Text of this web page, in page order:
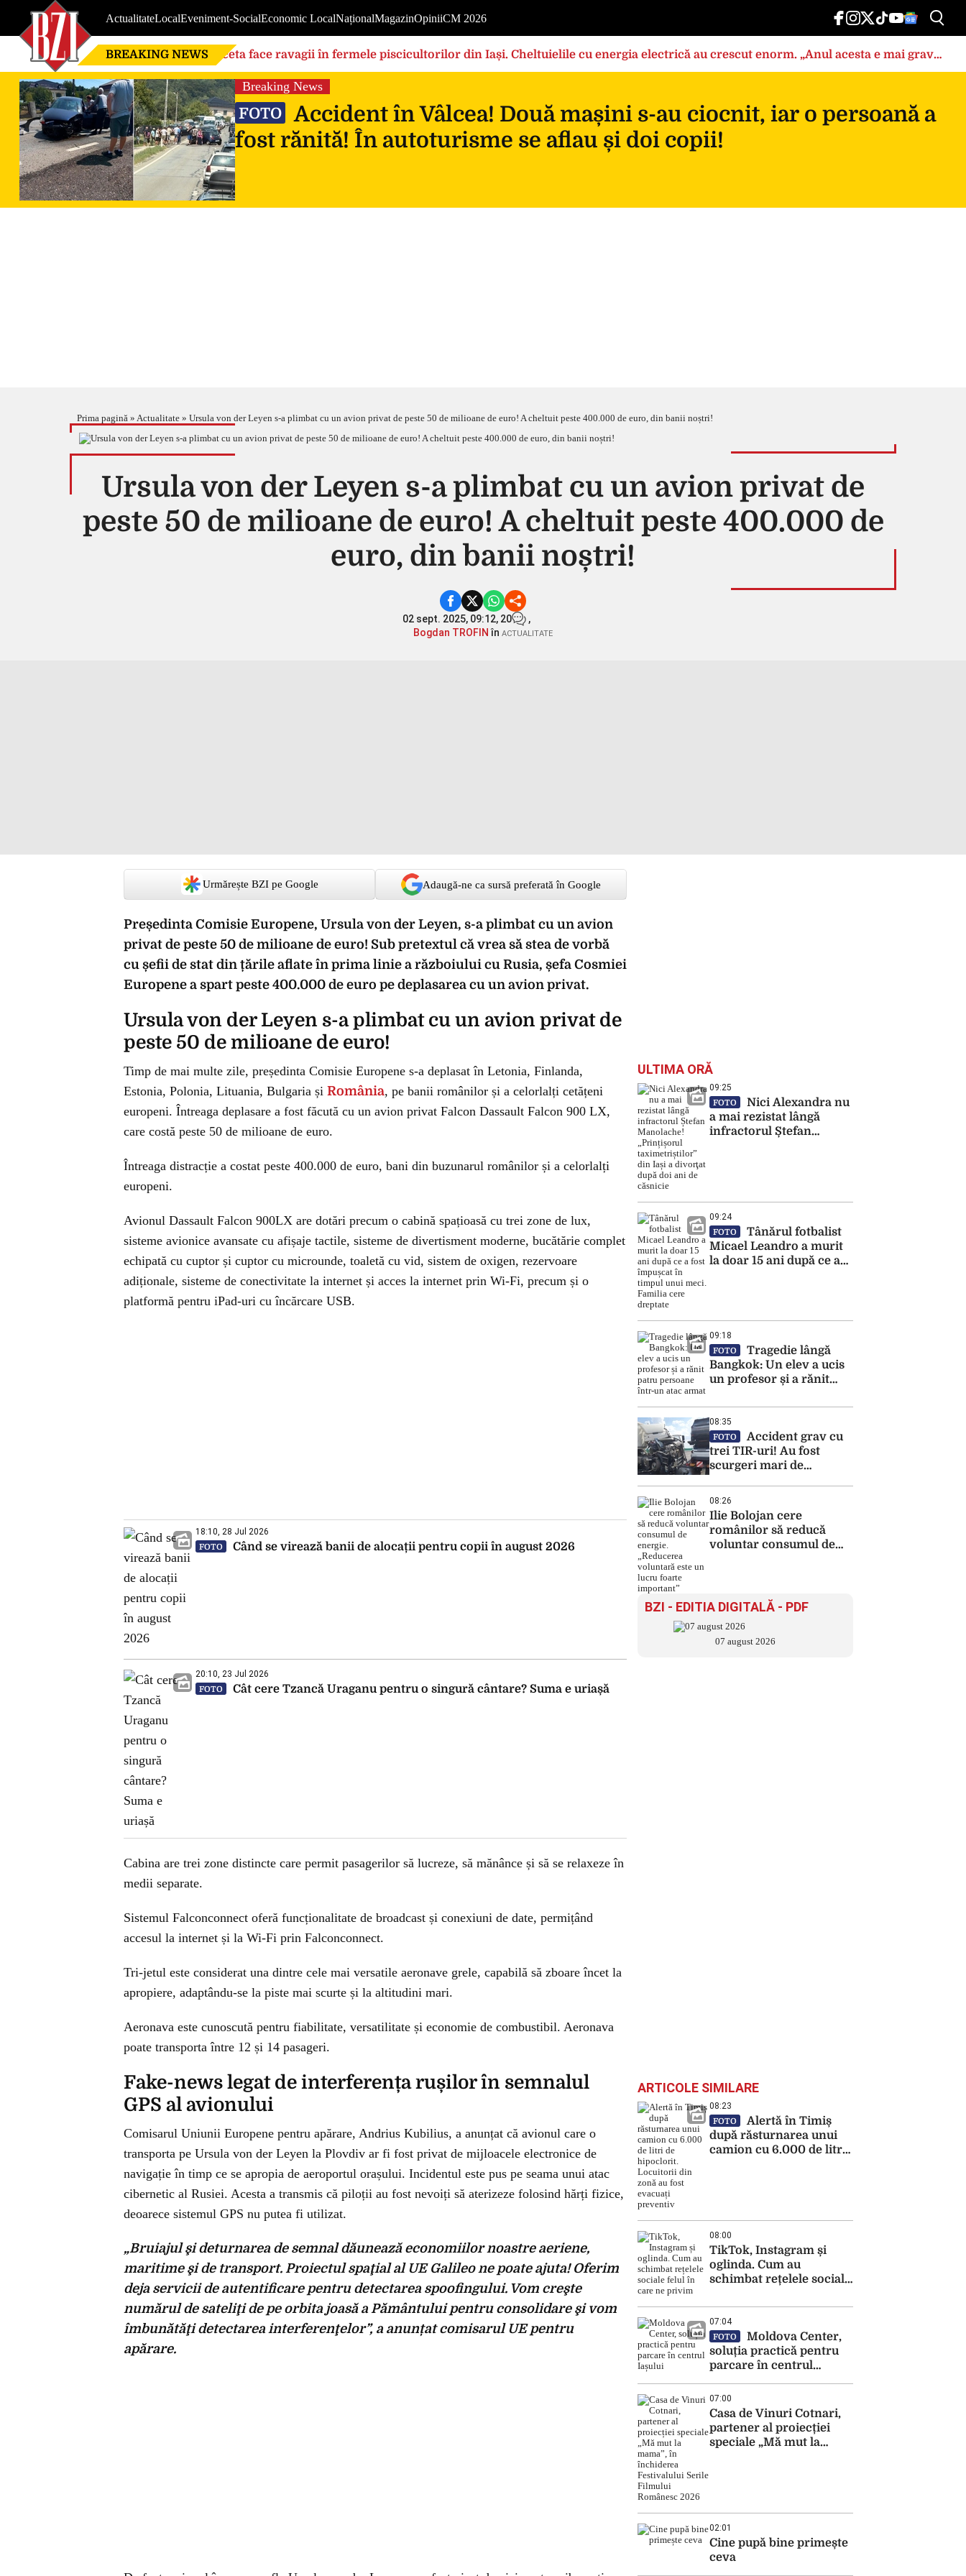
ActualitateLocalEveniment-SocialEconomic LocalNaționalMagazinOpiniiCM 2026
BREAKING NEWS Seceta face ravagii în fermele piscicultorilor din Iași. Cheltuielile cu energia electrică au crescut enorm. „Anul acesta e mai grav
din cauza temperaturilor foarte mari”
Breaking News
FOTO
Accident în Vâlcea! Două mașini s-au ciocnit, iar o persoană a
fost rănită! În autoturisme se aflau și doi copii!
Prima pagină » Actualitate » Ursula von der Leyen s-a plimbat cu un avion privat de peste 50 de milioane de euro! A cheltuit peste 400.000 de euro, din banii noștri!
Ursula von der Leyen s-a plimbat cu un avion privat de
peste 50 de milioane de euro! A cheltuit peste 400.000 de
euro, din banii noștri!
02 sept. 2025, 09:12, 20
,
Bogdan TROFIN în ACTUALITATE
Urmărește BZI pe Google Adaugă-ne ca sursă preferată în Google
Președinta Comisie Europene, Ursula von der Leyen, s-a plimbat cu un avion
privat de peste 50 de milioane de euro! Sub pretextul că vrea să stea de vorbă
cu șefii de stat din țările aflate în prima linie a războiului cu Rusia, șefa Cosmiei
Europene a spart peste 400.000 de euro pe deplasarea cu un avion privat.
Ursula von der Leyen s-a plimbat cu un avion privat de
peste 50 de milioane de euro!
Timp de mai multe zile, președinta Comisie Europene s-a deplasat în Letonia, Finlanda,
Estonia, Polonia, Lituania, Bulgaria și România, pe banii românilor și a celorlalți cetățeni
europeni. Întreaga deplasare a fost făcută cu un avion privat Falcon Dassault Falcon 900 LX,
care costă peste 50 de milioane de euro.
Întreaga distracție a costat peste 400.000 de euro, bani din buzunarul românilor și a celorlalți
europeni.
Avionul Dassault Falcon 900LX are dotări precum o cabină spațioasă cu trei zone de lux,
sisteme avionice avansate cu afișaje tactile, sisteme de divertisment moderne, bucătărie complet
echipată cu cuptor și cuptor cu microunde, toaletă cu vid, sistem de oxigen, rezervoare
adiționale, sisteme de conectivitate la internet și acces la internet prin Wi-Fi, precum și o
platformă pentru iPad-uri cu încărcare USB.
18:10, 28 Jul 2026
FOTO Când se virează banii de alocații pentru copii în august 2026
20:10, 23 Jul 2026
FOTO Cât cere Tzancă Uraganu pentru o singură cântare? Suma e uriașă
Cabina are trei zone distincte care permit pasagerilor să lucreze, să mănânce și să se relaxeze în
medii separate.
Sistemul Falconconnect oferă funcționalitate de broadcast și conexiuni de date, permițând
accesul la internet și la Wi-Fi prin Falconconnect.
Tri-jetul este considerat una dintre cele mai versatile aeronave grele, capabilă să zboare încet la
apropiere, adaptându-se la piste mai scurte și la altitudini mari.
Aeronava este cunoscută pentru fiabilitate, versatilitate și economie de combustibil. Aeronava
poate transporta între 12 și 14 pasageri.
Fake-news legat de interferența rușilor în semnalul
GPS al avionului
Comisarul Uniunii Europene pentru apărare, Andrius Kubilius, a anunțat că avionul care o
transporta pe Ursula von der Leyen la Plovdiv ar fi fost privat de mijloacele electronice de
navigație în timp ce se apropia de aeroportul orașului. Incidentul este pus pe seama unui atac
cibernetic al Rusiei. Acesta a transmis că piloții au fost nevoiți să aterizeze folosind hărți fizice,
deoarece sistemul GPS nu putea fi utilizat.
„Bruiajul şi deturnarea de semnal dăunează economiilor noastre aeriene,
maritime şi de transport. Proiectul spaţial al UE Galileo ne poate ajuta! Oferim
deja servicii de autentificare pentru detectarea spoofingului. Vom creşte
numărul de sateliţi de pe orbita joasă a Pământului pentru consolidare şi vom
îmbunătăţi detectarea interferenţelor”, a anunțat comisarul UE pentru
apărare.
ULTIMA ORĂ
09:25
FOTO
Nici Alexandra nu
a mai rezistat lângă
infractorul Ștefan
09:24
FOTO
Tânărul fotbalist
Micael Leandro a murit
la doar 15 ani după ce a
09:18
FOTO
Tragedie lângă
Bangkok: Un elev a ucis
un profesor și a rănit
atac armat
08:35
FOTO
Accident grav cu
trei TIR-uri! Au fost
scurgeri mari de
08:26
Ilie Bolojan cere
românilor să reducă
voluntar consumul de
BZI - EDITIA DIGITALĂ - PDF
07 august 2026
ARTICOLE SIMILARE
08:23
FOTO
Alertă în Timiș
după răsturnarea unui
camion cu 6.000 de litri
08:00
TikTok, Instagram și
oglinda. Cum au
schimbat rețelele sociale
07:04
FOTO
Moldova Center,
soluția practică pentru
parcare în centrul
07:00
Casa de Vinuri Cotnari,
partener al proiecției
speciale „Mă mut la
02:01
Cine pupă bine primește
ceva